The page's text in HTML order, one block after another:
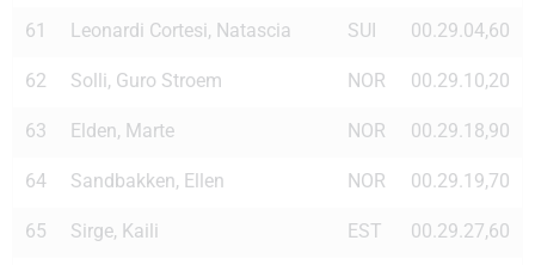
61 Leonardi Cortesi, Natascia SUI 00.29.04,60
62 Solli, Guro Stroem NOR 00.29.10,20
63 Elden, Marte NOR 00.29.18,90
64 Sandbakken, Ellen NOR 00.29.19,70
65 Sirge, Kaili EST 00.29.27,60